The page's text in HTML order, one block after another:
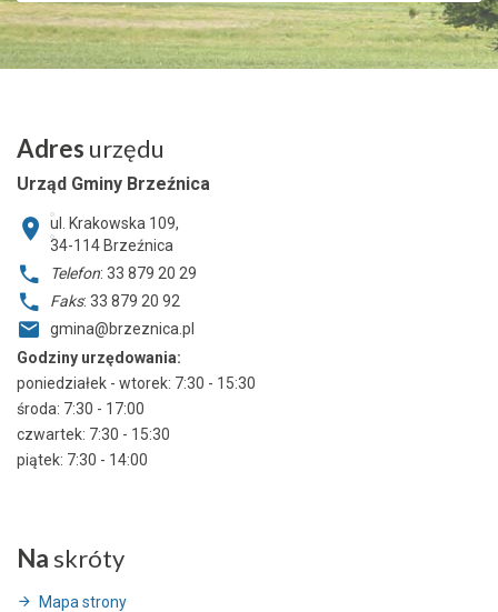
Adres urzędu
Urząd Gminy Brzeźnica
ul. Krakowska 109,
34-114 Brzeźnica
Telefon: 33 879 20 29
Faks: 33 879 20 92
gmina@brzeznica.pl
Godziny urzędowania:
poniedziałek - wtorek: 7:30 - 15:30
środa: 7:30 - 17:00
czwartek: 7:30 - 15:30
piątek: 7:30 - 14:00
Na skróty
Mapa strony